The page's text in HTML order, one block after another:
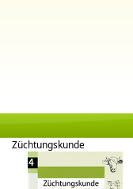
Züchtungskunde